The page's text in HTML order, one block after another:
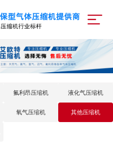
氟利昂压缩机 液化气压缩机
氧气压缩机 其他压缩机